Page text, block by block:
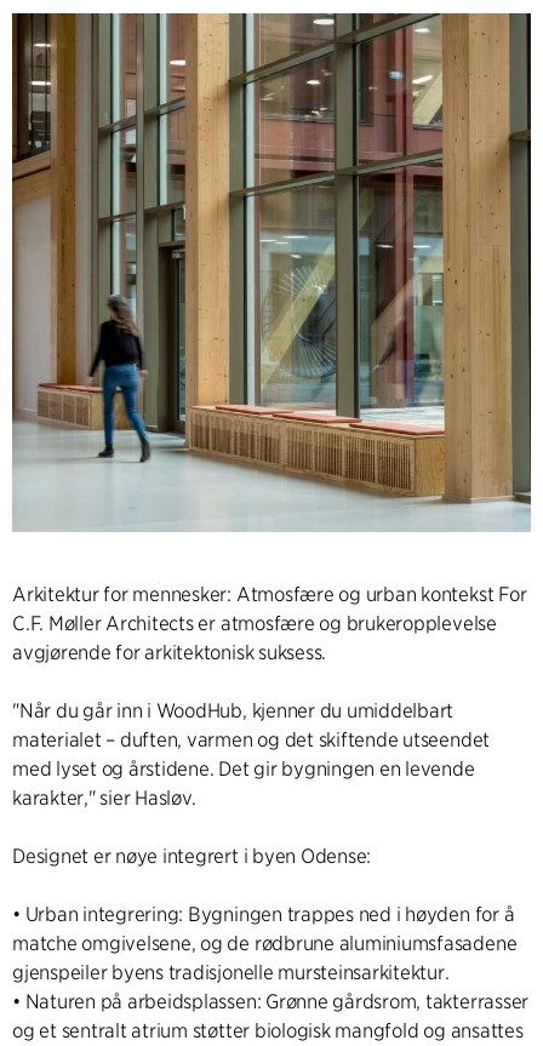
Arkitektur for mennesker: Atmosfære og urban kontekst For
C.F. Møller Architects er atmosfære og brukeropplevelse
avgjørende for arkitektonisk suksess.
"Når du går inn i WoodHub, kjenner du umiddelbart
materialet – duften, varmen og det skiftende utseendet
med lyset og årstidene. Det gir bygningen en levende
karakter," sier Hasløv.
Designet er nøye integrert i byen Odense:
• Urban integrering: Bygningen trappes ned i høyden for å
matche omgivelsene, og de rødbrune aluminiumsfasadene
gjenspeiler byens tradisjonelle mursteinsarkitektur.
• Naturen på arbeidsplassen: Grønne gårdsrom, takterrasser
og et sentralt atrium støtter biologisk mangfold og ansattes